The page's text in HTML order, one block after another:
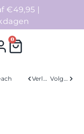
€49,95 |
0
Verleden Volgend